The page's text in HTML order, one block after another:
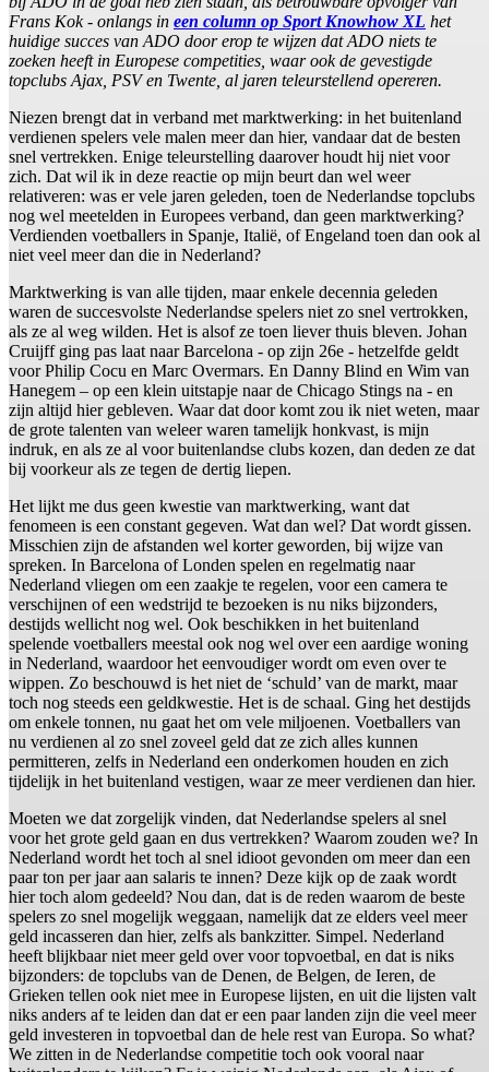
Frans Kok - onlangs in een column op Sport Knowhow XL het
huidige succes van ADO door erop te wijzen dat ADO niets te
zoeken heeft in Europese competities, waar ook de gevestigde
topclubs Ajax, PSV en Twente, al jaren teleurstellend opereren.
Niezen brengt dat in verband met marktwerking: in het buitenland
verdienen spelers vele malen meer dan hier, vandaar dat de besten
snel vertrekken. Enige teleurstelling daarover houdt hij niet voor
zich. Dat wil ik in deze reactie op mijn beurt dan wel weer
relativeren: was er vele jaren geleden, toen de Nederlandse topclubs
nog wel meetelden in Europees verband, dan geen marktwerking?
Verdienden voetballers in Spanje, Italië, of Engeland toen dan ook al
niet veel meer dan die in Nederland?
Marktwerking is van alle tijden, maar enkele decennia geleden
waren de succesvolste Nederlandse spelers niet zo snel vertrokken,
als ze al weg wilden. Het is alsof ze toen liever thuis bleven. Johan
Cruijff ging pas laat naar Barcelona - op zijn 26e - hetzelfde geldt
voor Philip Cocu en Marc Overmars. En Danny Blind en Wim van
Hanegem – op een klein uitstapje naar de Chicago Stings na - en
zijn altijd hier gebleven. Waar dat door komt zou ik niet weten, maar
de grote talenten van weleer waren tamelijk honkvast, is mijn
indruk, en als ze al voor buitenlandse clubs kozen, dan deden ze dat
bij voorkeur als ze tegen de dertig liepen.
Het lijkt me dus geen kwestie van marktwerking, want dat
fenomeen is een constant gegeven. Wat dan wel? Dat wordt gissen.
Misschien zijn de afstanden wel korter geworden, bij wijze van
spreken. In Barcelona of Londen spelen en regelmatig naar
Nederland vliegen om een zaakje te regelen, voor een camera te
verschijnen of een wedstrijd te bezoeken is nu niks bijzonders,
destijds wellicht nog wel. Ook beschikken in het buitenland
spelende voetballers meestal ook nog wel over een aardige woning
in Nederland, waardoor het eenvoudiger wordt om even over te
wippen. Zo beschouwd is het niet de ‘schuld’ van de markt, maar
toch nog steeds een geldkwestie. Het is de schaal. Ging het destijds
om enkele tonnen, nu gaat het om vele miljoenen. Voetballers van
nu verdienen al zo snel zoveel geld dat ze zich alles kunnen
permitteren, zelfs in Nederland een onderkomen houden en zich
tijdelijk in het buitenland vestigen, waar ze meer verdienen dan hier.
Moeten we dat zorgelijk vinden, dat Nederlandse spelers al snel
voor het grote geld gaan en dus vertrekken? Waarom zouden we? In
Nederland wordt het toch al snel idioot gevonden om meer dan een
paar ton per jaar aan salaris te innen? Deze kijk op de zaak wordt
hier toch alom gedeeld? Nou dan, dat is de reden waarom de beste
spelers zo snel mogelijk weggaan, namelijk dat ze elders veel meer
geld incasseren dan hier, zelfs als bankzitter. Simpel. Nederland
heeft blijkbaar niet meer geld over voor topvoetbal, en dat is niks
bijzonders: de topclubs van de Denen, de Belgen, de Ieren, de
Grieken tellen ook niet mee in Europese lijsten, en uit die lijsten valt
niks anders af te leiden dan dat er een paar landen zijn die veel meer
geld investeren in topvoetbal dan de hele rest van Europa. So what?
We zitten in de Nederlandse competitie toch ook vooral naar